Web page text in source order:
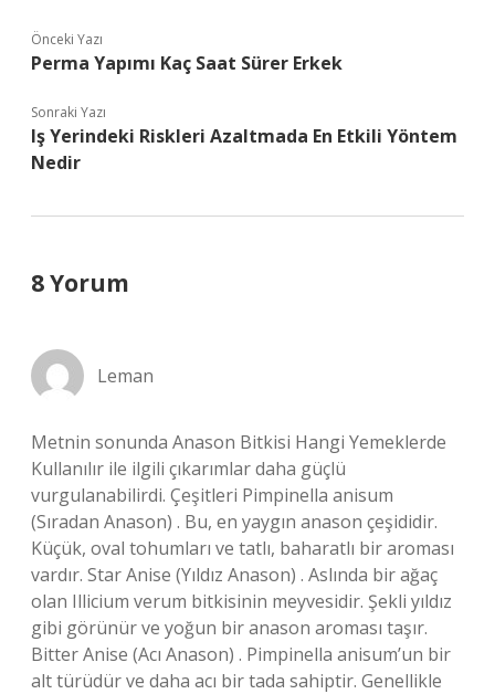
Önceki Yazı
Perma Yapımı Kaç Saat Sürer Erkek
Sonraki Yazı
Iş Yerindeki Riskleri Azaltmada En Etkili Yöntem
Nedir
8 Yorum
Leman
Metnin sonunda Anason Bitkisi Hangi Yemeklerde
Kullanılır ile ilgili çıkarımlar daha güçlü
vurgulanabilirdi. Çeşitleri Pimpinella anisum
(Sıradan Anason) . Bu, en yaygın anason çeşididir.
Küçük, oval tohumları ve tatlı, baharatlı bir aroması
vardır. Star Anise (Yıldız Anason) . Aslında bir ağaç
olan Illicium verum bitkisinin meyvesidir. Şekli yıldız
gibi görünür ve yoğun bir anason aroması taşır.
Bitter Anise (Acı Anason) . Pimpinella anisum’un bir
alt türüdür ve daha acı bir tada sahiptir. Genellikle